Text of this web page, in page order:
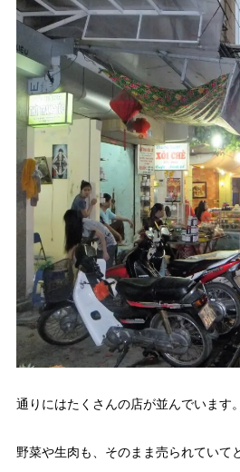
通りにはたくさんの店が並んでいます。
野菜や生肉も、そのまま売られていて